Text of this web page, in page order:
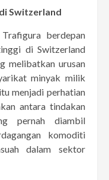
Switzerland
berdepan
di Switzerland
melibatkan urusan
minyak milik
menjadi perhatian
antara tindakan
pernah diambil
komoditi
dalam sektor